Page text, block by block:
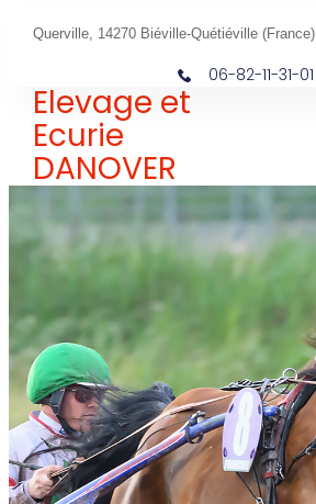
Querville, 14270 Biéville-Quétiéville (France)
06-82-11-31-01
Elevage et
Ecurie
DANOVER